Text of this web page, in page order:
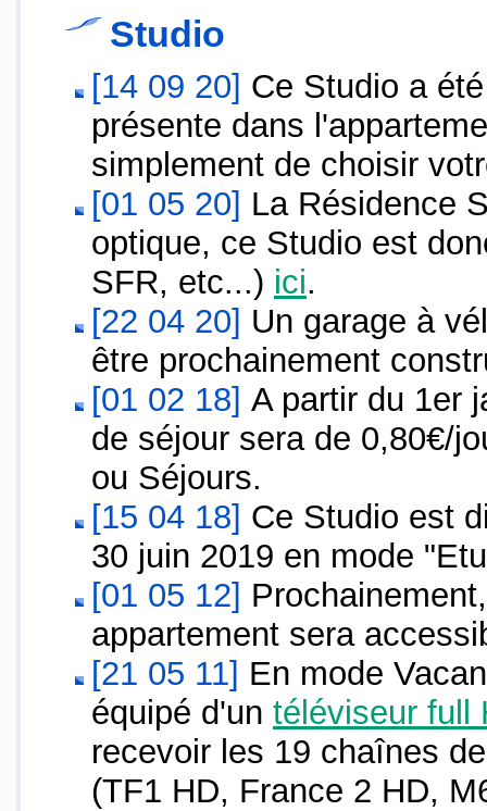
Studio
[14 09 20] Ce Studio a
présente dans
simplement de choisir
[01 05 20] La Résidence
optique, ce Studio est
SFR, etc...) ici.
[22 04 20] Un garage à
être prochainement
[01 02 18] A partir du 1er
de séjour sera de 0,80€/
ou Séjours.
[15 04 18] Ce Studio est
30 juin 2019 en mode
[01 05 12]
appartement sera
[21 05 11] En mode
équipé d'un téléviseur full
recevoir les 19 chaînes
(TF1 HD, France 2 HD,